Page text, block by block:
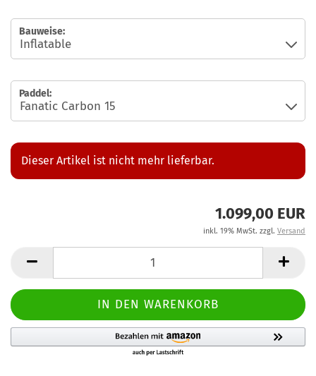
Bauweise:
Paddel:
Dieser Artikel ist nicht mehr lieferbar.
1.099,00 EUR
inkl. 19% MwSt. zzgl. Versand